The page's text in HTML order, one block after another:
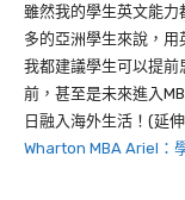
雖然我的學生英文能
多的亞洲學生來說，
我都建議學生可以提
前，甚至是未來進入
日融入海外生活！(延伸
Wharton MBA Ariel：